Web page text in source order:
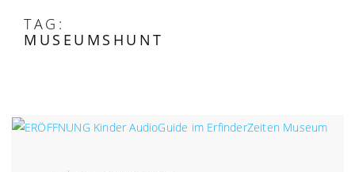
TAG:
MUSEUMSHUNT